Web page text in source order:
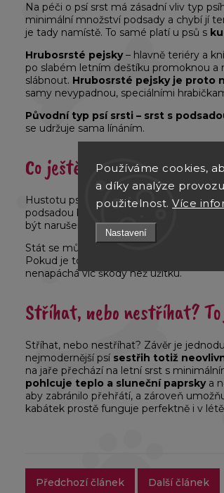
Používáme cookies,
a díky analýze
použitelnost. Více
Nastavení
Na péči o psí srst má zásadní vliv typ
minimální množství podsady a chybí jí
je tady namístě. To samé platí u psů s
Hrubosrsté pejsky – hlavně teriéry a
po slabém letním deštíku promoknou a
slábnout. Hrubosrsté pejsky je proto
samy nevypadnou, speciálními
Původní typ psí srsti – srst s
se udržuje sama línáním.
Co ještě ovlivňuje hustotu
Hustotu psí srsti ovlivňuje teplota a
podsadou by se měl změnit na letní s
být narušen a pejsci pak línají celoročně
Stát se může i to, že
Pokud je to případ vašeho pejska, je
nenapáchá víc škody než užitku.
Stříhat, nebo nestříhat?
Stříhat, nebo nestříhat? Závěr je
nejmodernější psí sestřih totiž
na jaře přechází na letní srst s
pohlcuje teplo a sluneční paprsky a
aby zabránilo přehřátí, a zároveň
kabátek prostě funguje perfektně i v
Předchozí článek Další článek